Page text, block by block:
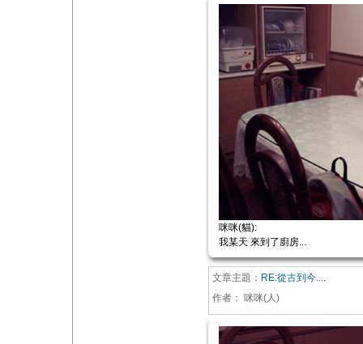
咪咪(貓):
我某天 來到了廚房...
文章主題： RE:從古到今....
作者： 咪咪(人)